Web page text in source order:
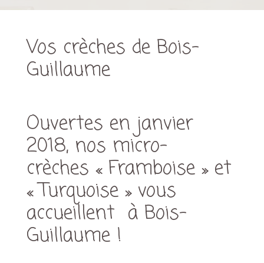
Vos crèches de Bois-
Guillaume
Ouvertes en janvier
2018, nos micro-
crèches « Framboise » et
« Turquoise » vous
accueillent à Bois-
Guillaume !